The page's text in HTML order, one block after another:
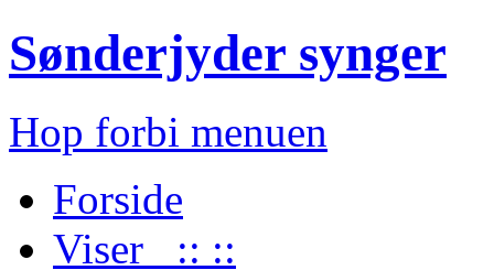
Sønderjyder synger
Hop forbi menuen
Forside
Viser :: ::